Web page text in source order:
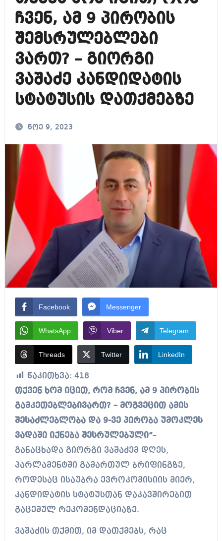
ჩვენ, ამ 9 პირობის
შემსრულებლები
ვართ? – გიორგი
ვაშაძე კანდიდატის
სტატუსის დათქმებზე
ნოე 9, 2023
Facebook Messenger
WhatsApp Viber Telegram
Threads Twitter LinkedIn
წაკითხვა: 418
თქვენ ხომ იცით, რომ ჩვენ, ამ 9 პირობის
გამკეთებლებივართ? – მოგვეცით ამის
შესაძლებლობა და 9-ვე პირობა უმოკლეს
ვადაში იქნება შესრულებული”–
განაცხადა გიორგი ვაშაძემ დღეს,
პარლამენტში გამართულ ბრიფინგზე,
როდესაც ისაუბრა ევროკომისიის მიერ,
კანდიდატის სტატუსთან დაკავშირებით
გაცემულ რეკომენდაციაზე.
ვაშაძის თქმით, იმ დათქმებს, რაც